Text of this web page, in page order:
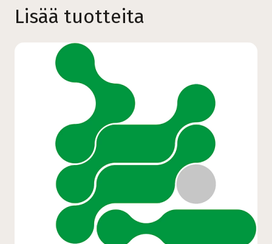
Lisää tuotteita